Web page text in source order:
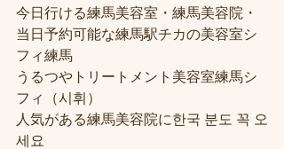
今日行ける練馬美容室・練馬美容院・
当日予約可能な練馬駅チカの美容室シ
フィ練馬
うるつやトリートメント美容室練馬シ
フィ（시휘）
人気がある練馬美容院に한국 분도 꼭 오
세요